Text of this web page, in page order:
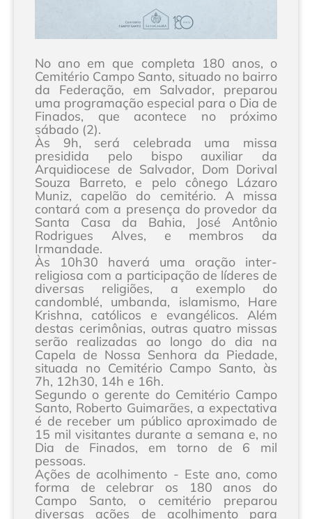
No ano em que completa 180 anos, o
Cemitério Campo Santo, situado no bairro
da Federação, em Salvador, preparou
uma programação especial para o Dia de
Finados, que acontece no próximo
sábado (2).
Às 9h, será celebrada uma missa
presidida pelo bispo auxiliar da
Arquidiocese de Salvador, Dom Dorival
Souza Barreto, e pelo cônego Lázaro
Muniz, capelão do cemitério. A missa
contará com a presença do provedor da
Santa Casa da Bahia, José Antônio
Rodrigues Alves, e membros da
Irmandade.
Às 10h30 haverá uma oração inter-
religiosa com a participação de líderes de
diversas religiões, a exemplo do
candomblé, umbanda, islamismo, Hare
Krishna, católicos e evangélicos. Além
destas cerimônias, outras quatro missas
serão realizadas ao longo do dia na
Capela de Nossa Senhora da Piedade,
situada no Cemitério Campo Santo, às
7h, 12h30, 14h e 16h.
Segundo o gerente do Cemitério Campo
Santo, Roberto Guimarães, a expectativa
é de receber um público aproximado de
15 mil visitantes durante a semana e, no
Dia de Finados, em torno de 6 mil
pessoas.
Ações de acolhimento - Este ano, como
forma de celebrar os 180 anos do
Campo Santo, o cemitério preparou
diversas ações de acolhimento para